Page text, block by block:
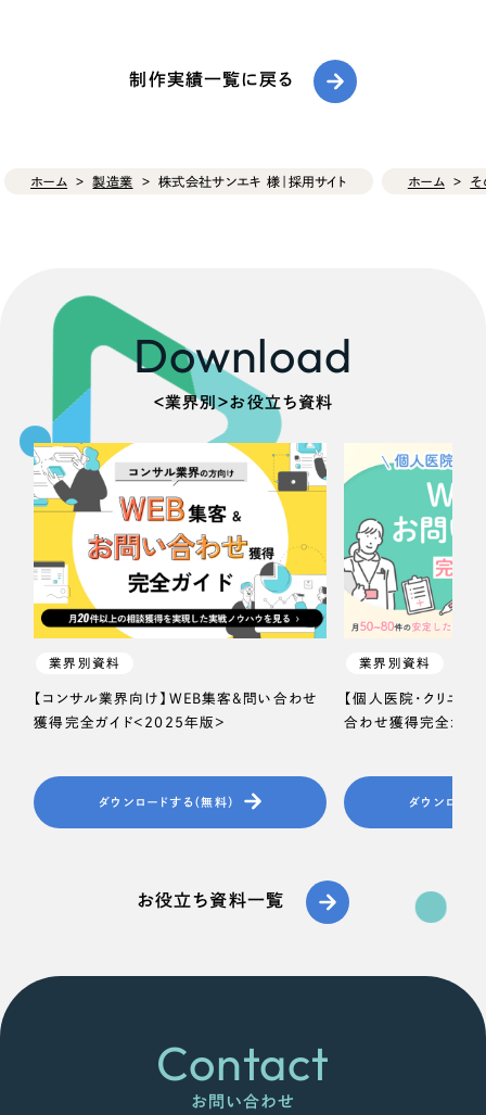
制作実績一覧に戻る
ホーム 製造業 株式会社サンエキ 様｜採用サイト ホーム そ
Download
＜業界別＞お役立ち資料
業界別資料
【コンサル業界向け】WEB集客＆問い合わせ
獲得完全ガイド＜2025年版＞
ダウンロードする（無料）
業界別資料
【個人医院・クリニッ
合わせ獲得完全ガイ
ダウンロード
お役立ち資料一覧
Contact
お問い合わせ